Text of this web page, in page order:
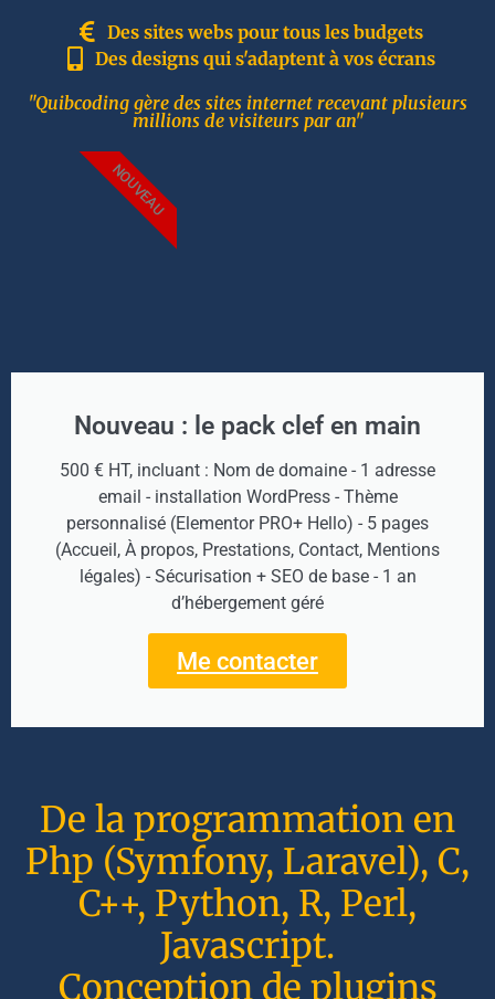
Des sites webs pour tous les budgets
Des designs qui s'adaptent à vos écrans
"Quibcoding gère des sites internet recevant plusieurs
millions de visiteurs par an"
Nouveau : le pack clef en main
500 € HT, incluant : Nom de domaine - 1 adresse
email - installation WordPress - Thème
personnalisé (Elementor PRO+ Hello) - 5 pages
(Accueil, À propos, Prestations, Contact, Mentions
légales) - Sécurisation + SEO de base - 1 an
d’hébergement géré
Me contacter
NOUVEAU
De la programmation en
Php (Symfony, Laravel), C,
C++, Python, R, Perl,
Javascript.
Conception de plugins